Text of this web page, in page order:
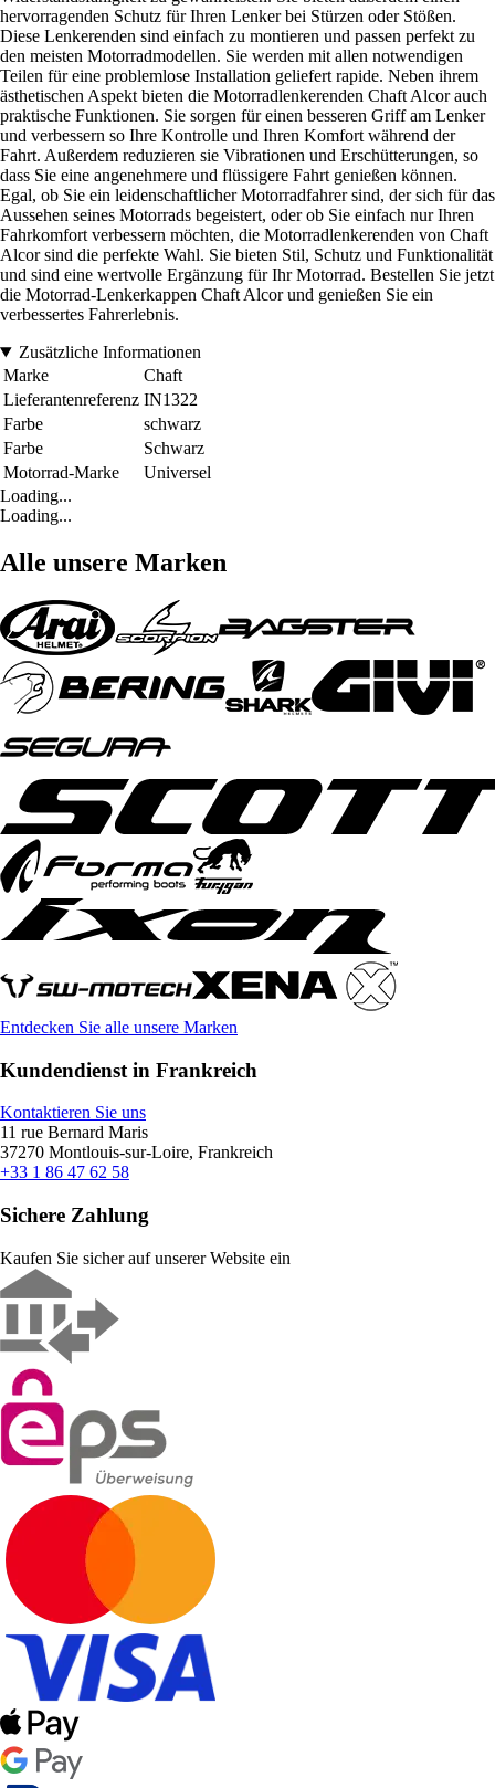
hervorragenden Schutz für Ihren Lenker bei Stürzen oder Stößen.
Diese Lenkerenden sind einfach zu montieren und passen perfekt zu
den meisten Motorradmodellen. Sie werden mit allen notwendigen
Teilen für eine problemlose Installation geliefert rapide. Neben ihrem
ästhetischen Aspekt bieten die Motorradlenkerenden Chaft Alcor auch
praktische Funktionen. Sie sorgen für einen besseren Griff am Lenker
und verbessern so Ihre Kontrolle und Ihren Komfort während der
Fahrt. Außerdem reduzieren sie Vibrationen und Erschütterungen, so
dass Sie eine angenehmere und flüssigere Fahrt genießen können.
Egal, ob Sie ein leidenschaftlicher Motorradfahrer sind, der sich für das
Aussehen seines Motorrads begeistert, oder ob Sie einfach nur Ihren
Fahrkomfort verbessern möchten, die Motorradlenkerenden von Chaft
Alcor sind die perfekte Wahl. Sie bieten Stil, Schutz und Funktionalität
und sind eine wertvolle Ergänzung für Ihr Motorrad. Bestellen Sie jetzt
die Motorrad-Lenkerkappen Chaft Alcor und genießen Sie ein
verbessertes Fahrerlebnis.
Zusätzliche Informationen
Marke
Chaft
Lieferantenreferenz IN1322
Farbe
schwarz
Farbe
Schwarz
Motorrad-Marke
Universel
Loading...
Loading...
Alle unsere Marken
Entdecken Sie alle unsere Marken
Kundendienst in Frankreich
Kontaktieren Sie uns
11 rue Bernard Maris
37270 Montlouis-sur-Loire, Frankreich
+33 1 86 47 62 58
Sichere Zahlung
Kaufen Sie sicher auf unserer Website ein